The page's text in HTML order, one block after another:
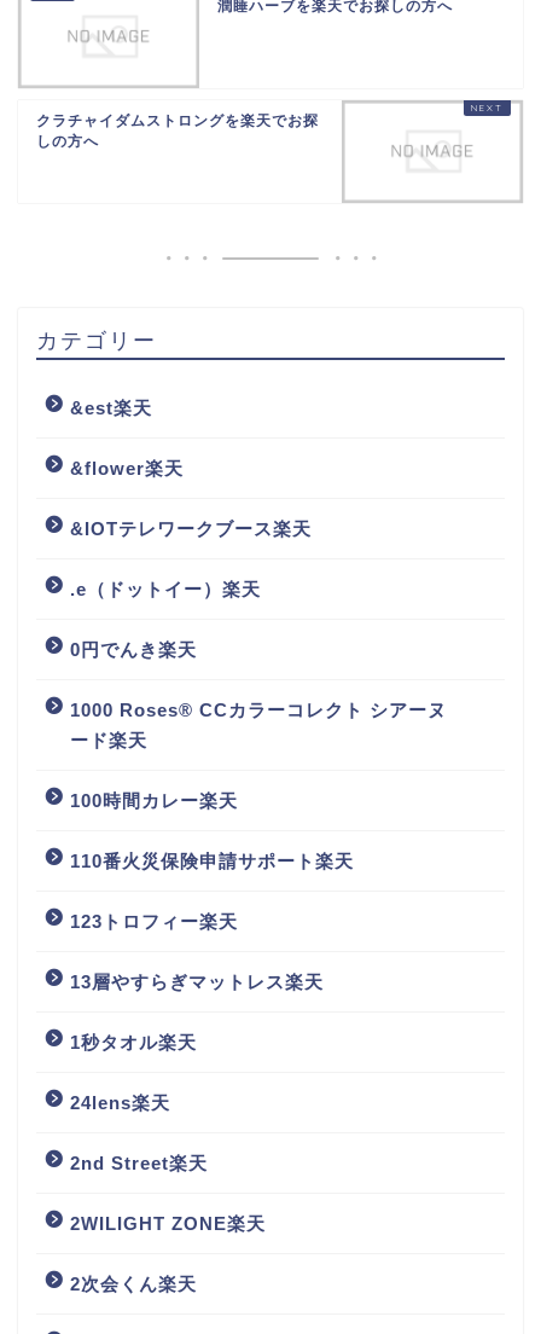
潤睡ハーブを楽天でお探しの方へ
クラチャイダムストロングを楽天でお探
しの方へ
カテゴリー
&est楽天
&flower楽天
&IOTテレワークブース楽天
.e（ドットイー）楽天
0円でんき楽天
1000 Roses® CCカラーコレクト シアーヌ
ード楽天
100時間カレー楽天
110番火災保険申請サポート楽天
123トロフィー楽天
13層やすらぎマットレス楽天
1秒タオル楽天
24lens楽天
2nd Street楽天
2WILIGHT ZONE楽天
2次会くん楽天